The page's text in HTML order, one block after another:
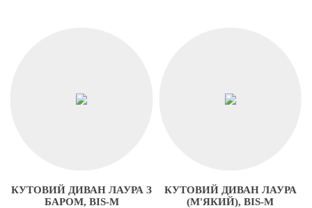
КУТОВИЙ ДИВАН ЛАУРА З
БАРОМ, BIS-M
КУТОВИЙ ДИВАН ЛАУРА
(М'ЯКИЙ), BIS-M